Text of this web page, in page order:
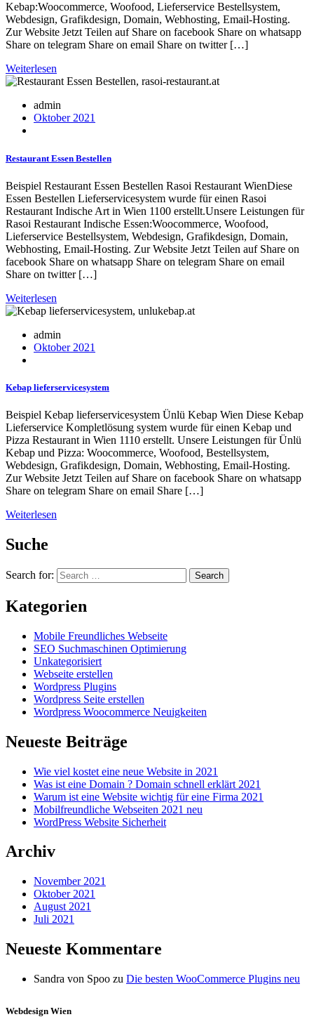
Kebap:Woocommerce, Woofood, Lieferservice Bestellsystem,
Webdesign, Grafikdesign, Domain, Webhosting, Email-Hosting.
Zur Website Jetzt Teilen auf Share on facebook Share on whatsapp
Share on telegram Share on email Share on twitter […]
Weiterlesen
admin
Oktober 2021
Restaurant Essen Bestellen
Beispiel Restaurant Essen Bestellen Rasoi Restaurant WienDiese
Essen Bestellen Lieferservicesystem wurde für einen Rasoi
Restaurant Indische Art in Wien 1100 erstellt.Unsere Leistungen für
Rasoi Restaurant Indische Essen:Woocommerce, Woofood,
Lieferservice Bestellsystem, Webdesign, Grafikdesign, Domain,
Webhosting, Email-Hosting. Zur Website Jetzt Teilen auf Share on
facebook Share on whatsapp Share on telegram Share on email
Share on twitter […]
Weiterlesen
admin
Oktober 2021
Kebap lieferservicesystem
Beispiel Kebap lieferservicesystem Ünlü Kebap Wien Diese Kebap
Lieferservice Kompletlösung system wurde für einen Kebap und
Pizza Restaurant in Wien 1110 erstellt. Unsere Leistungen für Ünlü
Kebap und Pizza: Woocommerce, Woofood, Bestellsystem,
Webdesign, Grafikdesign, Domain, Webhosting, Email-Hosting.
Zur Website Jetzt Teilen auf Share on facebook Share on whatsapp
Share on telegram Share on email Share […]
Weiterlesen
Suche
Search for: Search
Kategorien
Mobile Freundliches Webseite
SEO Suchmaschinen Optimierung
Unkategorisiert
Webseite erstellen
Wordpress Plugins
Wordpress Seite erstellen
Wordpress Woocommerce Neuigkeiten
Neueste Beiträge
Wie viel kostet eine neue Website in 2021
Was ist eine Domain ? Domain schnell erklärt 2021
Warum ist eine Website wichtig für eine Firma 2021
Mobilfreundliche Webseiten 2021 neu
WordPress Website Sicherheit
Archiv
November 2021
Oktober 2021
August 2021
Juli 2021
Neueste Kommentare
Sandra von Spoo zu Die besten WooCommerce Plugins neu
Webdesign Wien